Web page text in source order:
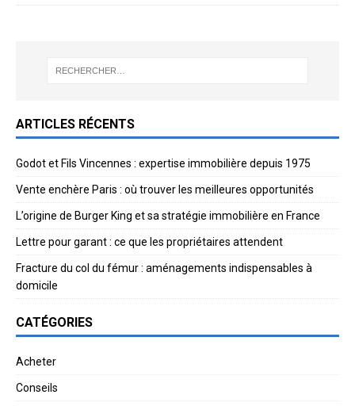
ARTICLES RÉCENTS
Godot et Fils Vincennes : expertise immobilière depuis 1975
Vente enchère Paris : où trouver les meilleures opportunités
L’origine de Burger King et sa stratégie immobilière en France
Lettre pour garant : ce que les propriétaires attendent
Fracture du col du fémur : aménagements indispensables à
domicile
CATÉGORIES
Acheter
Conseils